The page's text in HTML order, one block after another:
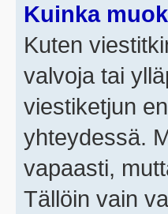
Kuinka
Kuten
valvoja tai
viestiketjun
yhteydessä.
vapaasti,
Tällöin vain